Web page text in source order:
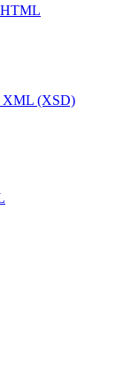
HTML
XML (XSD)